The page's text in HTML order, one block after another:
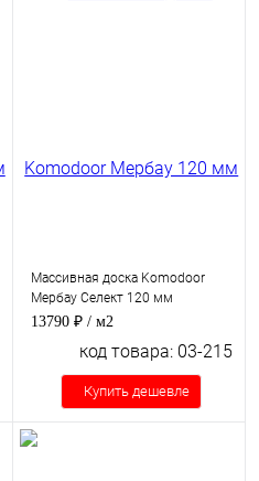
Массивная доска Komodoor
Мербау Селект 120 мм
13790 ₽ / м2
код товара: 03-215
Купить дешевле